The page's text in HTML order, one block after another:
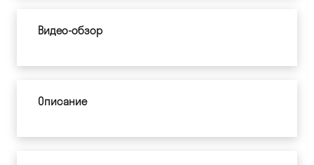
Видео-обзор
Описание